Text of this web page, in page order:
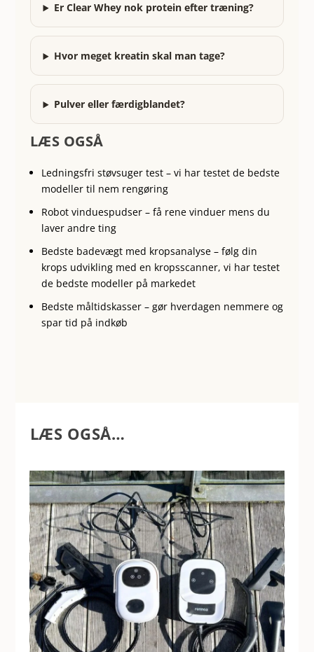
Er Clear Whey nok protein efter træning?
Hvor meget kreatin skal man tage?
Pulver eller færdigblandet?
LÆS OGSÅ
Ledningsfri støvsuger test– vi har testet de bedste
modeller til nem rengøring
Robot vinduespudser– få rene vinduer mens du
laver andre ting
Bedste badevægt med kropsanalyse– følg din
krops udvikling med en kropsscanner, vi har testet
de bedste modeller på markedet
Bedste måltidskasser– gør hverdagen nemmere og
spar tid på indkøb
LÆS OGSÅ…